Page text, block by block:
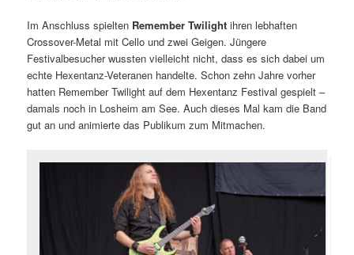
Im Anschluss spielten Remember Twilight ihren lebhaften
Crossover-Metal mit Cello und zwei Geigen. Jüngere
Festivalbesucher wussten vielleicht nicht, dass es sich dabei um
echte Hexentanz-Veteranen handelte. Schon zehn Jahre vorher
hatten Remember Twilight auf dem Hexentanz Festival gespielt –
damals noch in Losheim am See. Auch dieses Mal kam die Band
gut an und animierte das Publikum zum Mitmachen.